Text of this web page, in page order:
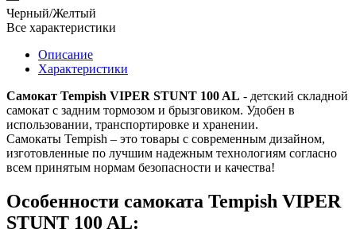
Черный/Желтый
Все характеристики
Описание
Характеристики
Самокат Tempish VIPER STUNT 100 AL - детский складной
самокат с задним тормозом и брызговиком. Удобен в
использовании, транспортировке и хранении.
Самокаты Tempish – это товары с современным дизайном,
изготовленные по лучшим надежным технологиям согласно
всем принятым нормам безопасности и качества!
Особенности самоката Tempish VIPER
STUNT 100 AL: